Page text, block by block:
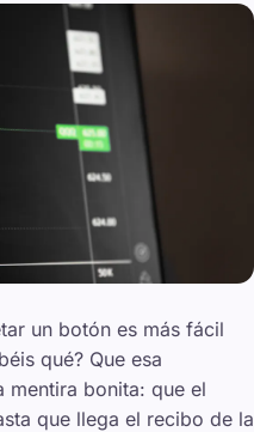
un botón es más fácil
qué? Que esa
mentira bonita: que el
que llega el recibo de la